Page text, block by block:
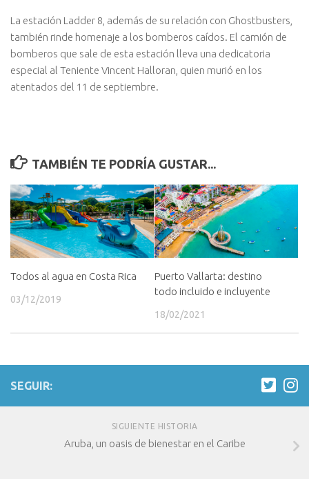
La estación Ladder 8, además de su relación con Ghostbusters,
también rinde homenaje a los bomberos caídos. El camión de
bomberos que sale de esta estación lleva una dedicatoria
especial al Teniente Vincent Halloran, quien murió en los
atentados del 11 de septiembre.
TAMBIÉN TE PODRÍA GUSTAR...
Todos al agua en Costa Rica
03/12/2019
Puerto Vallarta: destino
todo incluido e incluyente
18/02/2021
SEGUIR:
SIGUIENTE HISTORIA
Aruba, un oasis de bienestar en el Caribe